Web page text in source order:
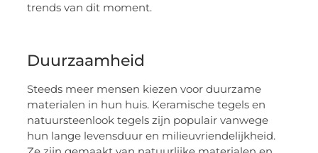
trends van dit moment.
Duurzaamheid
Steeds meer mensen kiezen voor duurzame
materialen in hun huis. Keramische tegels en
natuursteenlook tegels zijn populair vanwege
hun lange levensduur en milieuvriendelijkheid.